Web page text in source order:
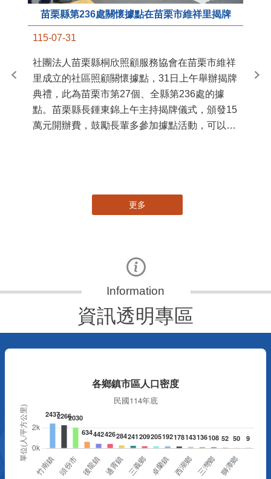
苗栗縣第236處關懷據點在苗栗市維祥里揭牌
115-07-31
社團法人苗栗縣桐欣照顧服務協會在苗栗市維祥
里成立的社區照顧關懷據點，31日上午舉辦揭牌
典禮，此為苗栗市第27個、全縣第236處的據
點。苗栗縣長鍾東錦上午主持揭牌儀式，頒發15
萬元開辦費，鼓勵長輩多參加據點活動，可以更
苗
更多
資訊透明專區